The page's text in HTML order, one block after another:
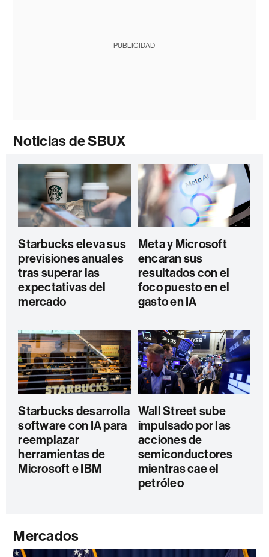
PUBLICIDAD
Noticias de SBUX
Starbucks eleva sus
previsiones anuales
tras superar las
expectativas del
mercado
Meta y Microsoft
encaran sus
resultados con el
foco puesto en el
gasto en IA
Starbucks desarrolla
software con IA para
reemplazar
herramientas de
Microsoft e IBM
Wall Street sube
impulsado por las
acciones de
semiconductores
mientras cae el
petróleo
Mercados